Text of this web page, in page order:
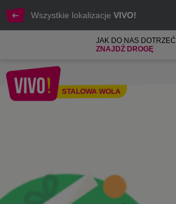
Wszystkie lokalizacje VIVO!
JAK DO NAS DOTRZEĆ
ZNAJDŹ DROGĘ
STALOWA WOLA
Aktywne Wakacje z VIVO! Stalowa Wola